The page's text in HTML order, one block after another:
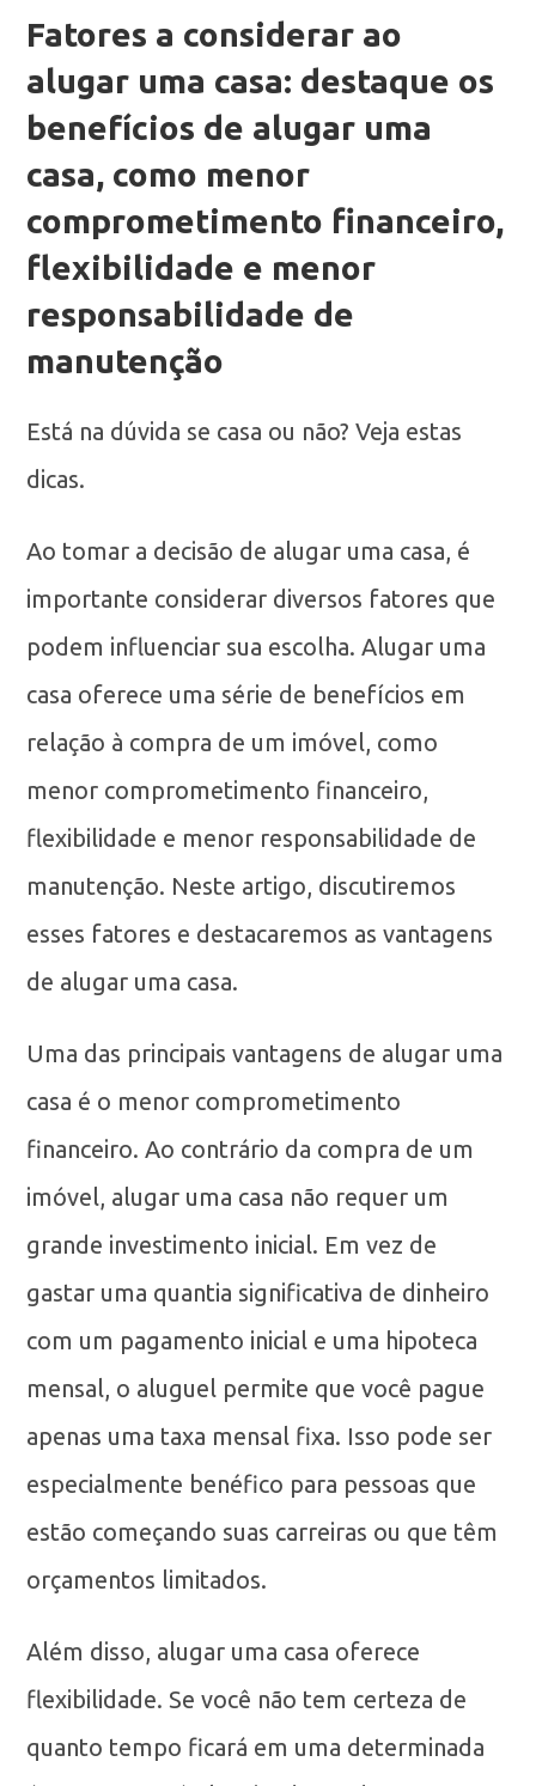
Fatores a considerar ao
alugar uma casa: destaque os
benefícios de alugar uma
casa, como menor
comprometimento financeiro,
flexibilidade e menor
responsabilidade de
manutenção
Está na dúvida se casa ou não? Veja estas
dicas.
Ao tomar a decisão de alugar uma casa, é
importante considerar diversos fatores que
podem influenciar sua escolha. Alugar uma
casa oferece uma série de benefícios em
relação à compra de um imóvel, como
menor comprometimento financeiro,
flexibilidade e menor responsabilidade de
manutenção. Neste artigo, discutiremos
esses fatores e destacaremos as vantagens
de alugar uma casa.
Uma das principais vantagens de alugar uma
casa é o menor comprometimento
financeiro. Ao contrário da compra de um
imóvel, alugar uma casa não requer um
grande investimento inicial. Em vez de
gastar uma quantia significativa de dinheiro
com um pagamento inicial e uma hipoteca
mensal, o aluguel permite que você pague
apenas uma taxa mensal fixa. Isso pode ser
especialmente benéfico para pessoas que
estão começando suas carreiras ou que têm
orçamentos limitados.
Além disso, alugar uma casa oferece
flexibilidade. Se você não tem certeza de
quanto tempo ficará em uma determinada